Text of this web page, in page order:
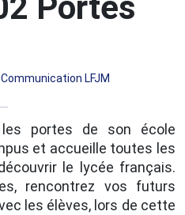
Communication LFJM
portes de son école
et accueille toutes les
le lycée français.
rencontrez vos futurs
les élèves, lors de cette